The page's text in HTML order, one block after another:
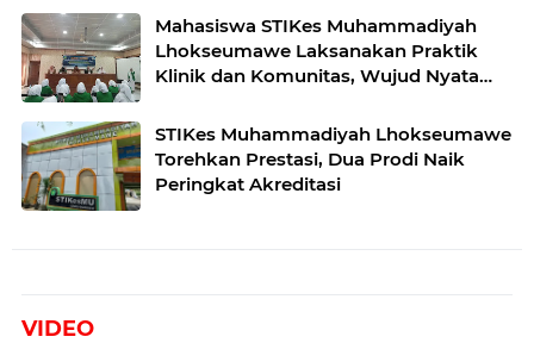
Mahasiswa STIKes Muhammadiyah
Lhokseumawe Laksanakan Praktik
Klinik dan Komunitas, Wujud Nyata
STIKes Muhammadiyah Lhokseumawe
Torehkan Prestasi, Dua Prodi Naik
Peringkat Akreditasi
VIDEO